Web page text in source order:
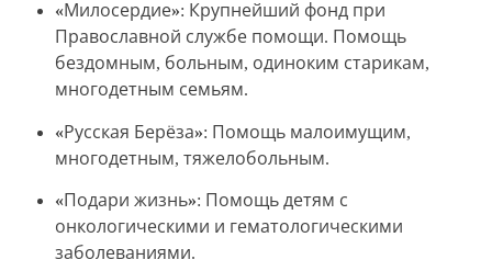
«Милосердие»: Крупнейший фонд при
Православной службе помощи. Помощь
бездомным, больным, одиноким старикам,
многодетным семьям.
«Русская Берёза»: Помощь малоимущим,
многодетным, тяжелобольным.
«Подари жизнь»: Помощь детям с
онкологическими и гематологическими
заболеваниями.